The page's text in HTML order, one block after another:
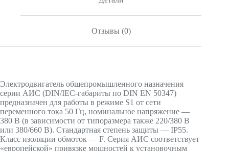
Отзывы (0)
Электродвигатель общепромышленного назначения
серии АИС (DIN/IEC-габариты по DIN EN 50347)
предназначен для работы в режиме S1 от сети
переменного тока 50 Гц, номинальное напряжение —
380 В (в зависимости от типоразмера также 220/380 В
или 380/660 В). Стандартная степень защиты — IP55.
Класс изоляции обмоток — F. Серия АИС соответствует
«европейской» привязке мощностей к установочным